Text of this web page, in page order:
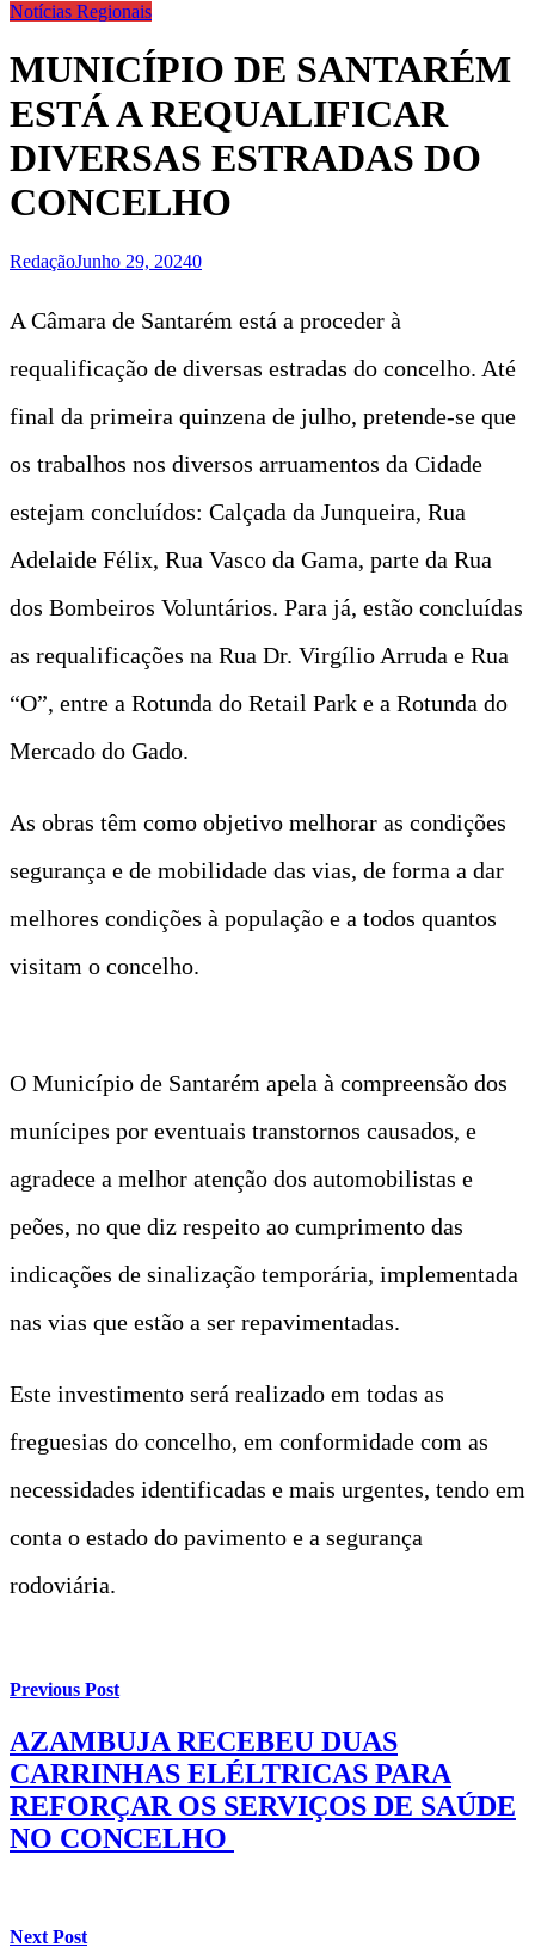
Notícias Regionais
MUNICÍPIO DE SANTARÉM
ESTÁ A REQUALIFICAR
DIVERSAS ESTRADAS DO
CONCELHO
RedaçãoJunho 29, 20240
A Câmara de Santarém está a proceder à
requalificação de diversas estradas do concelho. Até
final da primeira quinzena de julho, pretende-se que
os trabalhos nos diversos arruamentos da Cidade
estejam concluídos: Calçada da Junqueira, Rua
Adelaide Félix, Rua Vasco da Gama, parte da Rua
dos Bombeiros Voluntários. Para já, estão concluídas
as requalificações na Rua Dr. Virgílio Arruda e Rua
“O”, entre a Rotunda do Retail Park e a Rotunda do
Mercado do Gado.
As obras têm como objetivo melhorar as condições
segurança e de mobilidade das vias, de forma a dar
melhores condições à população e a todos quantos
visitam o concelho.
O Município de Santarém apela à compreensão dos
munícipes por eventuais transtornos causados, e
agradece a melhor atenção dos automobilistas e
peões, no que diz respeito ao cumprimento das
indicações de sinalização temporária, implementada
nas vias que estão a ser repavimentadas.
Este investimento será realizado em todas as
freguesias do concelho, em conformidade com as
necessidades identificadas e mais urgentes, tendo em
conta o estado do pavimento e a segurança
rodoviária.
Previous Post
AZAMBUJA RECEBEU DUAS
CARRINHAS ELÉLTRICAS PARA
REFORÇAR OS SERVIÇOS DE SAÚDE
NO CONCELHO
Next Post